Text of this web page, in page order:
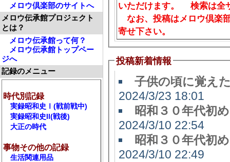
メロウ倶楽部のサイトへ
メロウ伝承館プロジェクト
とは？
メロウ伝承館って何？
メロウ伝承館トップペー
ジへ
記録のメニュー
時代別記録
実録昭和史Ⅰ(戦前戦中)
実録昭和史II(戦後)
大正の時代
事物その他の記録
生活関連用品
いただけます。 検索は全
なお、投稿はメロウ倶楽
寄せ下さい。
投稿新着情報
子供の頃に覚え
2024/3/23 18:01
昭和３０年代初
2024/3/10 22:54
昭和３０年代初
2024/3/10 22:49